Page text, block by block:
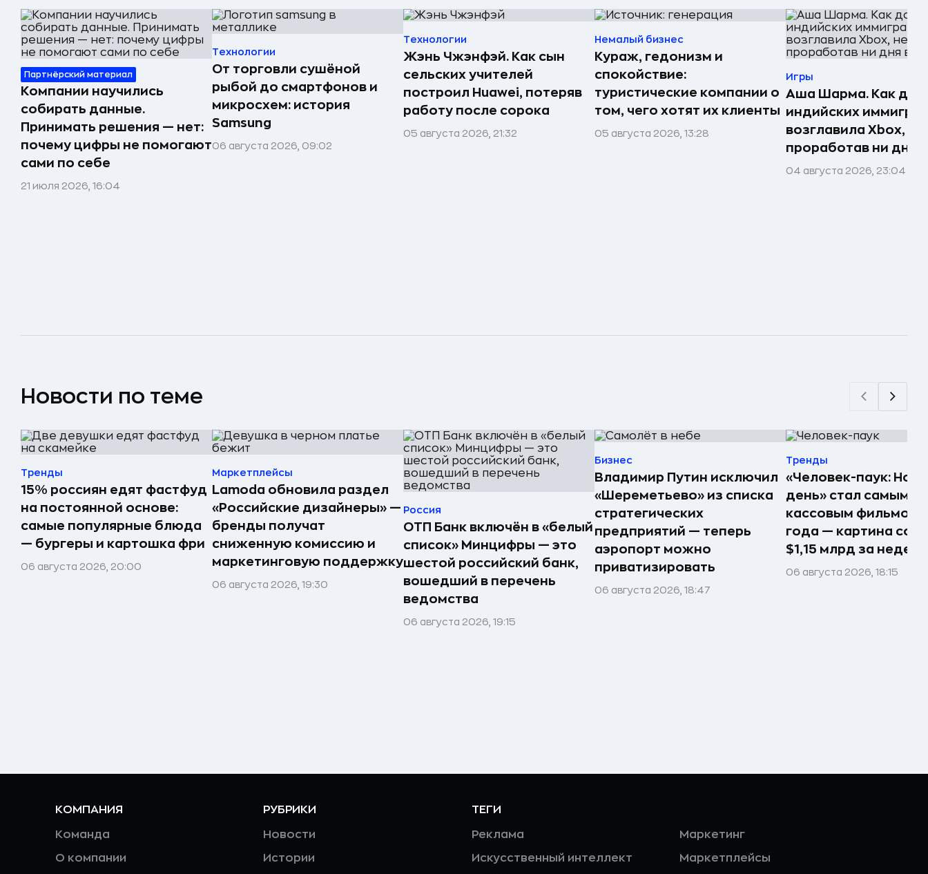
Партнёрский материал
Компании научились
собирать данные.
Принимать решения — нет:
почему цифры не помогают
сами по себе
21 июля 2026, 16:04
Технологии
От торговли сушёной
рыбой до смартфонов и
микросхем: история
Samsung
06 августа 2026, 09:02
Технологии
Жэнь Чжэнфэй. Как сын
сельских учителей
построил Huawei, потеряв
работу после сорока
05 августа 2026, 21:32
Немалый бизнес
Кураж, гедонизм и
спокойствие:
туристические компании о
том, чего хотят их клиенты
05 августа 2026, 13:28
Игры
Аша Шарма. Как
индийских
возглавила Xbox, не
проработав ни дня
04 августа 2026, 23:04
Новости по теме
Тренды
15% россиян едят фастфуд
на постоянной основе:
самые популярные блюда
— бургеры и картошка фри
06 августа 2026, 20:00
Маркетплейсы
Lamoda обновила раздел
«Российские дизайнеры» —
бренды получат
сниженную комиссию и
маркетинговую поддержку
06 августа 2026, 19:30
Россия
ОТП Банк включён в «белый
список» Минцифры — это
шестой российский банк,
вошедший в перечень
ведомства
06 августа 2026, 19:15
Бизнес
Владимир Путин исключил
«Шереметьево» из списка
стратегических
предприятий — теперь
аэропорт можно
приватизировать
06 августа 2026, 18:47
Тренды
«Человек-паук:
день» стал самым
кассовым фильмом
года — картина
$1,15 млрд за
06 августа 2026, 18:15
КОМПАНИЯ
Команда
О компании
РУБРИКИ
Новости
Истории
ТЕГИ
Реклама
Искусственный интеллект
Маркетинг
Маркетплейсы